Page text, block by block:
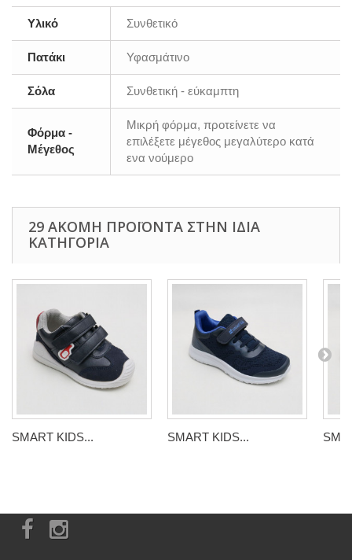
Υλικό Συνθετικό
Πατάκι Υφασμάτινο
Σόλα Συνθετική - εύκαμπτη
Φόρμα -
Μέγεθος
Μικρή φόρμα, προτείνετε να
επιλέξετε μέγεθος μεγαλύτερο κατά
ενα νούμερο
29 ΑΚΌΜΗ ΠΡΟΪΌΝΤΑ ΣΤΗΝ ΊΔΙΑ
ΚΑΤΗΓΟΡΊΑ
SMART KIDS... SMART KIDS...